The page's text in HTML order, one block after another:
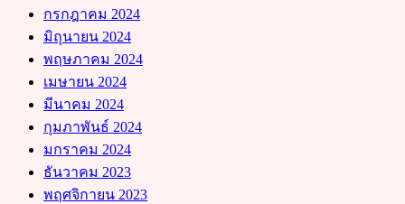
กรกฎาคม 2024
มิถุนายน 2024
พฤษภาคม 2024
เมษายน 2024
มีนาคม 2024
กุมภาพันธ์ 2024
มกราคม 2024
ธันวาคม 2023
พฤศจิกายน 2023